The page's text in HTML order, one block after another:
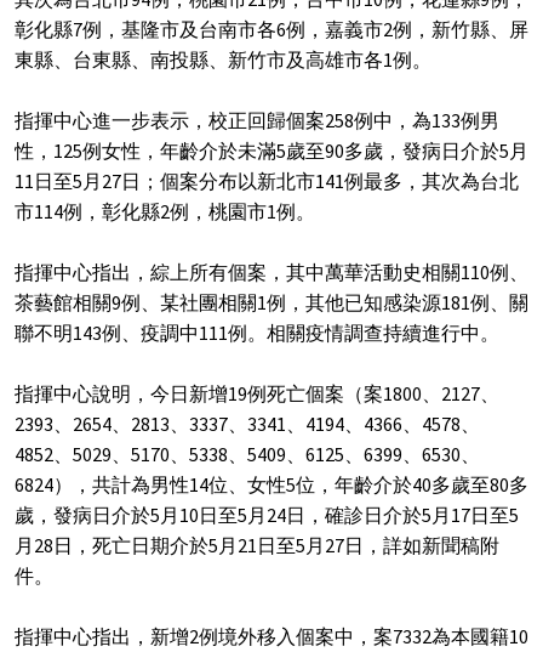
彰化縣7例，基隆市及台南市各6例，嘉義市2例，新竹縣、屏
東縣、台東縣、南投縣、新竹市及高雄市各1例。
指揮中心進一步表示，校正回歸個案258例中，為133例男
性，125例女性，年齡介於未滿5歲至90多歲，發病日介於5月
11日至5月27日；個案分布以新北市141例最多，其次為台北
市114例，彰化縣2例，桃園市1例。
指揮中心指出，綜上所有個案，其中萬華活動史相關110例、
茶藝館相關9例、某社團相關1例，其他已知感染源181例、關
聯不明143例、疫調中111例。相關疫情調查持續進行中。
指揮中心說明，今日新增19例死亡個案（案1800、2127、
2393、2654、2813、3337、3341、4194、4366、4578、
4852、5029、5170、5338、5409、6125、6399、6530、
6824），共計為男性14位、女性5位，年齡介於40多歲至80多
歲，發病日介於5月10日至5月24日，確診日介於5月17日至5
月28日，死亡日期介於5月21日至5月27日，詳如新聞稿附
件。
指揮中心指出，新增2例境外移入個案中，案7332為本國籍10